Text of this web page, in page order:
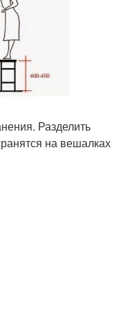
Разделить
на вешалках